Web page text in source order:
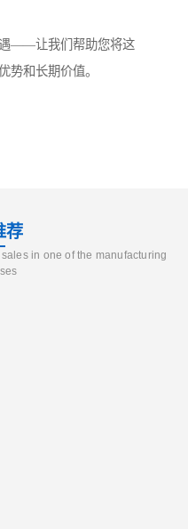
——让我们帮助您将这
势和长期价值。
荐
in one of the manufacturing